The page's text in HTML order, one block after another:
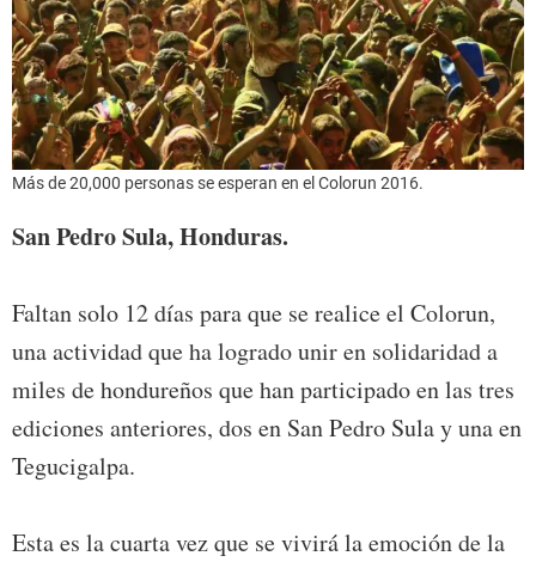
Más de 20,000 personas se esperan en el Colorun 2016.
San Pedro Sula, Honduras.
Faltan solo 12 días para que se realice el Colorun,
una actividad que ha logrado unir en solidaridad a
miles de hondureños que han participado en las tres
ediciones anteriores, dos en San Pedro Sula y una en
Tegucigalpa.
Esta es la cuarta vez que se vivirá la emoción de la